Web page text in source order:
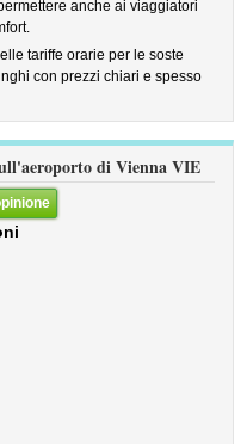
anche ai viaggiatori
tariffe orarie per le soste
con prezzi chiari e spesso
di Vienna VIE